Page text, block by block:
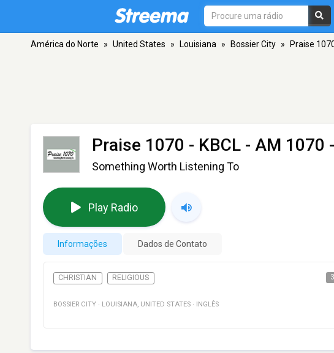
América do Norte » United States » Louisiana » Bossier City » Praise
Praise 1070 - KBCL - AM 1070
Something Worth Listening To
Play Radio
Informações Dados de Contato
CHRISTIAN RELIGIOUS
BOSSIER CITY · LOUISIANA, UNITED STATES · INGLÊS